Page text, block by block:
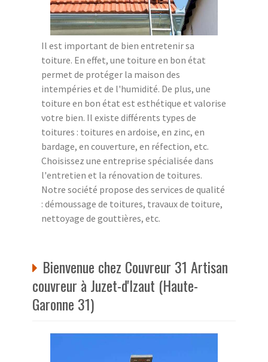
Il est important de bien entretenir sa
toiture. En effet, une toiture en bon état
permet de protéger la maison des
intempéries et de l'humidité. De plus, une
toiture en bon état est esthétique et valorise
votre bien. Il existe différents types de
toitures : toitures en ardoise, en zinc, en
bardage, en couverture, en réfection, etc.
Choisissez une entreprise spécialisée dans
l'entretien et la rénovation de toitures.
Notre société propose des services de qualité
: démoussage de toitures, travaux de toiture,
nettoyage de gouttières, etc.
Bienvenue chez Couvreur 31 Artisan
couvreur à Juzet-d'Izaut (Haute-
Garonne 31)